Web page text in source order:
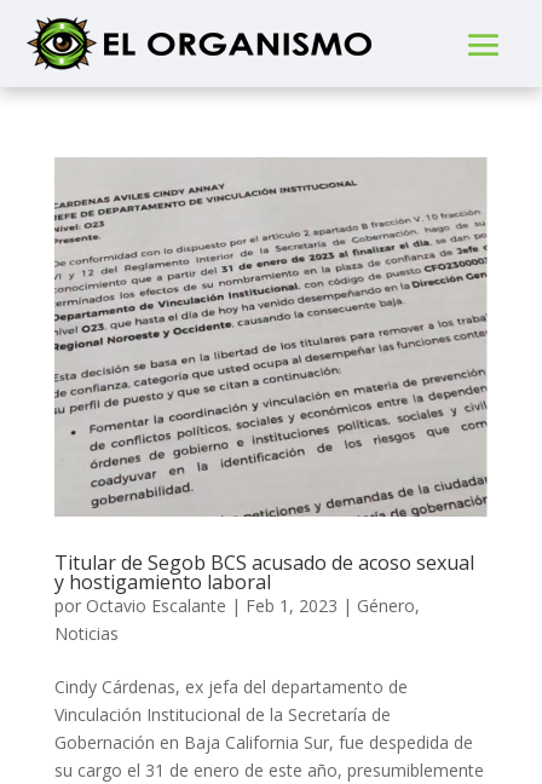
Titular de Segob BCS acusado de acoso sexual
y hostigamiento laboral
por Octavio Escalante | Feb 1, 2023 | Género,
Noticias
Cindy Cárdenas, ex jefa del departamento de
Vinculación Institucional de la Secretaría de
Gobernación en Baja California Sur, fue despedida de
su cargo el 31 de enero de este año, presumiblemente